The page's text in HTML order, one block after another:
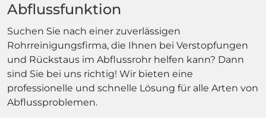
Abflussfunktion
Suchen Sie nach einer zuverlässigen
Rohrreinigungsfirma, die Ihnen bei Verstopfungen
und Rückstaus im Abflussrohr helfen kann? Dann
sind Sie bei uns richtig! Wir bieten eine
professionelle und schnelle Lösung für alle Arten von
Abflussproblemen.